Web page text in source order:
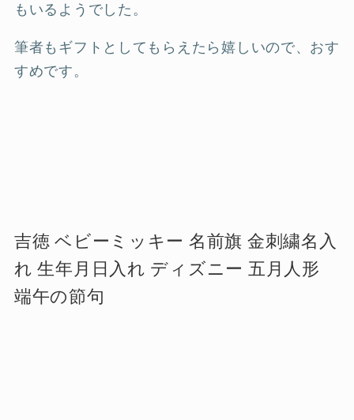
もいるようでした。
筆者もギフトとしてもらえたら嬉しいので、おす
すめです。
吉徳 ベビーミッキー 名前旗 金刺繍名入
れ 生年月日入れ ディズニー 五月人形
端午の節句